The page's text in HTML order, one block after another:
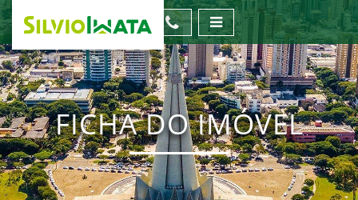
FICHA DO IMÓVEL